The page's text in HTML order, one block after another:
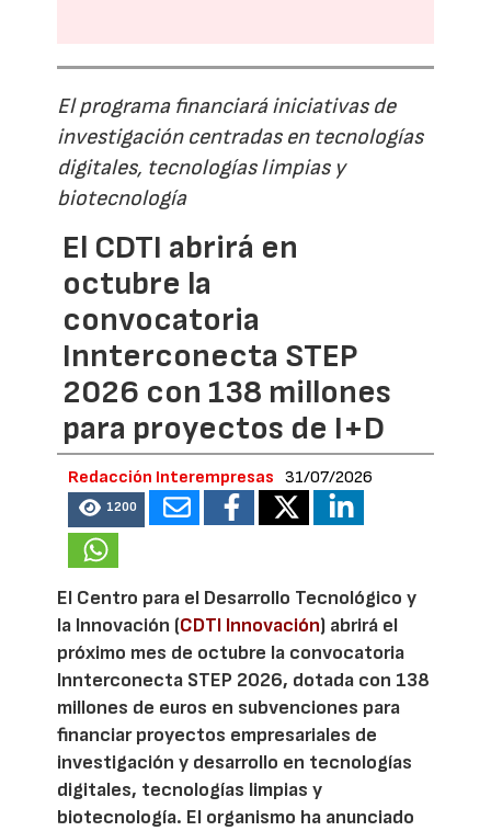
El programa financiará iniciativas de
investigación centradas en tecnologías
digitales, tecnologías limpias y
biotecnología
El CDTI abrirá en
octubre la
convocatoria
Innterconecta STEP
2026 con 138 millones
para proyectos de I+D
Redacción Interempresas 31/07/2026
1200
El Centro para el Desarrollo Tecnológico y
la Innovación (CDTI Innovación) abrirá el
próximo mes de octubre la convocatoria
Innterconecta STEP 2026, dotada con 138
millones de euros en subvenciones para
financiar proyectos empresariales de
investigación y desarrollo en tecnologías
digitales, tecnologías limpias y
biotecnología. El organismo ha anunciado